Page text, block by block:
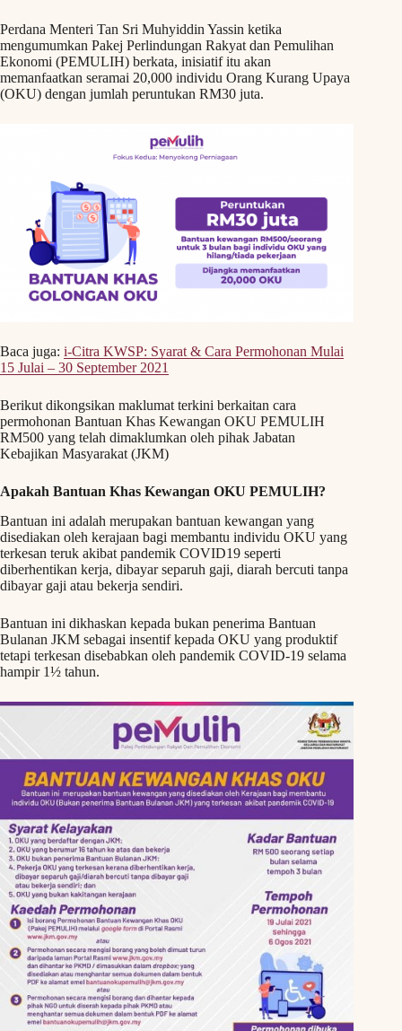
Perdana Menteri Tan Sri Muhyiddin Yassin ketika
mengumumkan Pakej Perlindungan Rakyat dan Pemulihan
Ekonomi (PEMULIH) berkata, inisiatif itu akan
memanfaatkan seramai 20,000 individu Orang Kurang Upaya
(OKU) dengan jumlah peruntukan RM30 juta.
Baca juga: i-Citra KWSP: Syarat & Cara Permohonan Mulai
15 Julai – 30 September 2021
Berikut dikongsikan maklumat terkini berkaitan cara
permohonan Bantuan Khas Kewangan OKU PEMULIH
RM500 yang telah dimaklumkan oleh pihak Jabatan
Kebajikan Masyarakat (JKM)
Apakah Bantuan Khas Kewangan OKU PEMULIH?
Bantuan ini adalah merupakan bantuan kewangan yang
disediakan oleh kerajaan bagi membantu individu OKU yang
terkesan teruk akibat pandemik COVID19 seperti
diberhentikan kerja, dibayar separuh gaji, diarah bercuti tanpa
dibayar gaji atau bekerja sendiri.
Bantuan ini dikhaskan kepada bukan penerima Bantuan
Bulanan JKM sebagai insentif kepada OKU yang produktif
tetapi terkesan disebabkan oleh pandemik COVID-19 selama
hampir 1½ tahun.